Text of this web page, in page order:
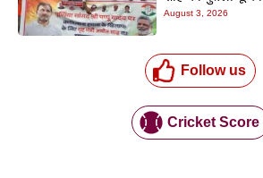
August 3, 2026
Follow us
Cricket Score